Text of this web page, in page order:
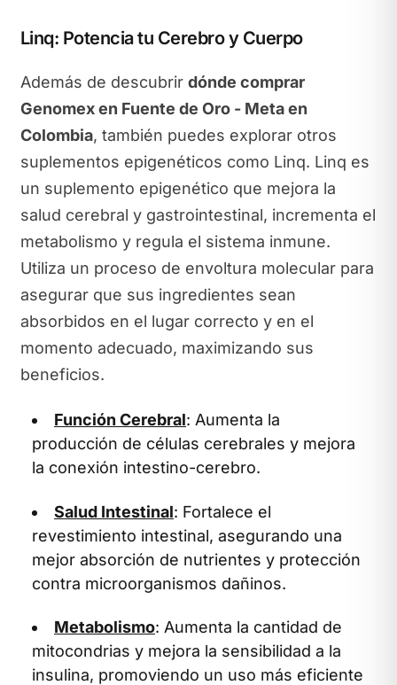
Linq: Potencia tu Cerebro y Cuerpo
Además de descubrir dónde comprar
Genomex en Fuente de Oro - Meta en
Colombia, también puedes explorar otros
suplementos epigenéticos como Linq. Linq es
un suplemento epigenético que mejora la
salud cerebral y gastrointestinal, incrementa el
metabolismo y regula el sistema inmune.
Utiliza un proceso de envoltura molecular para
asegurar que sus ingredientes sean
absorbidos en el lugar correcto y en el
momento adecuado, maximizando sus
beneficios.
Función Cerebral: Aumenta la
producción de células cerebrales y mejora
la conexión intestino-cerebro.
Salud Intestinal: Fortalece el
revestimiento intestinal, asegurando una
mejor absorción de nutrientes y protección
contra microorganismos dañinos.
Metabolismo: Aumenta la cantidad de
mitocondrias y mejora la sensibilidad a la
insulina, promoviendo un uso más eficiente